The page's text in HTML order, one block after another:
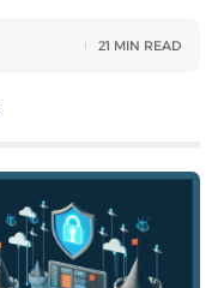
21 MIN READ